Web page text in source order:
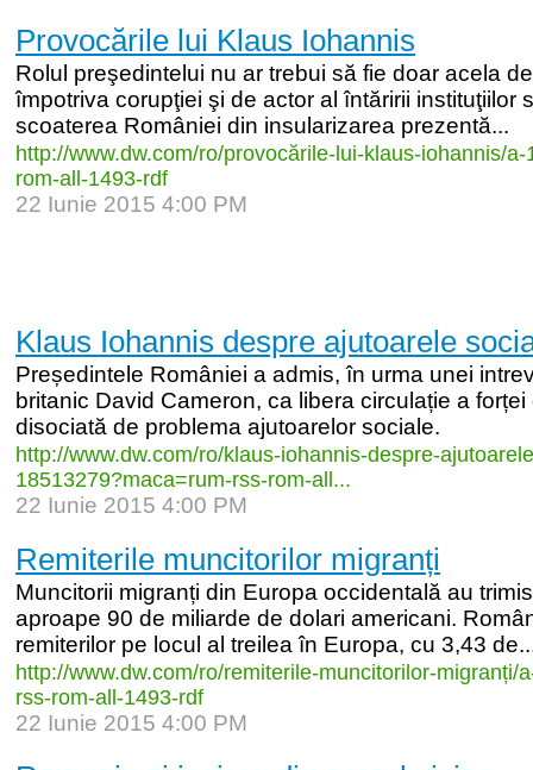
Provocările lui Klaus Iohannis
Rolul preşedintelui nu ar trebui să fie doar acela
împotriva corupţiei şi de actor al întăririi instituţiilor
scoaterea României din insularizarea prezentă...
http://www.dw.com/ro/provocările- lui-klaus-iohannis/a-
rom-all-1493-rdf
22 Iunie 2015 4:00 PM
Klaus Iohannis despre ajutoarele
Președintele României a admis, în urma unei
britanic David Cameron, ca libera circulație a
disociată de problema ajutoarelor sociale.
http://www.dw.com/ro/klaus-iohannis-despre-
18513279?maca=rum-rss-rom-all...
22 Iunie 2015 4:00 PM
Remiterile muncitorilor migranți
Muncitorii migranți din Europa occidentală au
aproape 90 de miliarde de dolari americani.
remiterilor pe locul al treilea în Europa, cu 3,43
http://www.dw.com/ro/remiterile-muncitorilor-migranți/
rss-rom-all-1493-rdf
22 Iunie 2015 4:00 PM